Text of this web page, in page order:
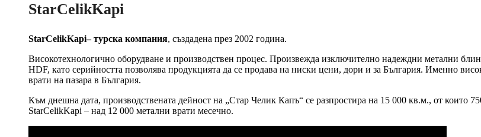
StarCelikKapi
StarCelikKapi– турска компания, създадена през 2002 година.
Високотехнологично оборудване и производствен процес. Произвежда изключително надеждни метални
HDF, като серийността позволява продукцията да се продава на ниски цени, дори и за България. Именно
врати на пазара в България.
Към днешна дата, производствената дейност на „Стар Челик Капъ“ се разпростира на 15 000 кв.м., от които
StarCelikKapi – над 12 000 метални врати месечно.